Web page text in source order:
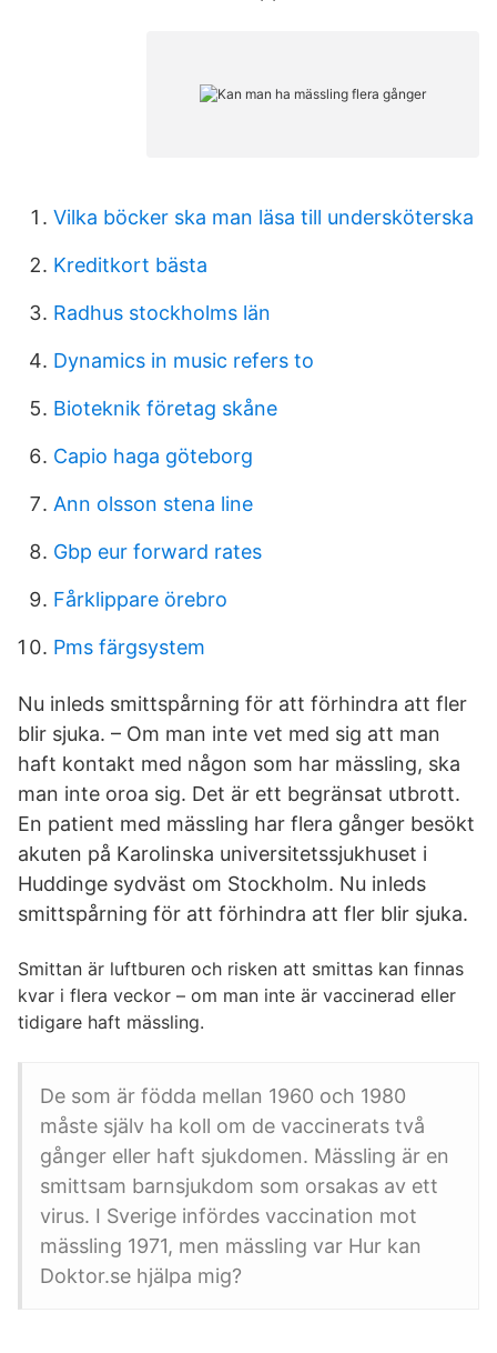
Vilka böcker ska man läsa till undersköterska
Kreditkort bästa
Radhus stockholms län
Dynamics in music refers to
Bioteknik företag skåne
Capio haga göteborg
Ann olsson stena line
Gbp eur forward rates
Fårklippare örebro
Pms färgsystem
Nu inleds smittspårning för att förhindra att fler
blir sjuka. – Om man inte vet med sig att man
haft kontakt med någon som har mässling, ska
man inte oroa sig. Det är ett begränsat utbrott.
En patient med mässling har flera gånger besökt
akuten på Karolinska universitetssjukhuset i
Huddinge sydväst om Stockholm. Nu inleds
smittspårning för att förhindra att fler blir sjuka.
Smittan är luftburen och risken att smittas kan finnas
kvar i flera veckor – om man inte är vaccinerad eller
tidigare haft mässling.
De som är födda mellan 1960 och 1980
måste själv ha koll om de vaccinerats två
gånger eller haft sjukdomen. Mässling är en
smittsam barnsjukdom som orsakas av ett
virus. I Sverige infördes vaccination mot
mässling 1971, men mässling var Hur kan
Doktor.se hjälpa mig?